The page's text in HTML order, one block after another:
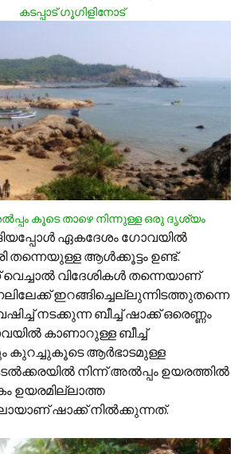
കടപ്പാട് ഗൂഗിളിനോട്
കൂടെ താഴെ നിന്നുള്ള ഒരു ദൃശ്യം
ഏകദേശം ഗോവയില്‍
തന്നെയുള്ള ആള്‍ക്കൂട്ടം ഉണ്ട്.
വിദേശികള്‍ തന്നെയാണ്
ഇറങ്ങിച്ചെല്ലുന്നിടത്തുതന്നെ
നടക്കുന്ന ബീച്ച് ഷാക്ക് ഒരെണ്ണം
കാണാറുള്ള ബീച്ച്
കുറച്ചുകൂടെ ആര്‍ഭാടമുള്ള
നിന്ന് അല്‍പ്പം ഉയരത്തില്‍
ഉയരമില്ലാത്ത
ഷാക്ക് നില്‍ക്കുന്നത്.